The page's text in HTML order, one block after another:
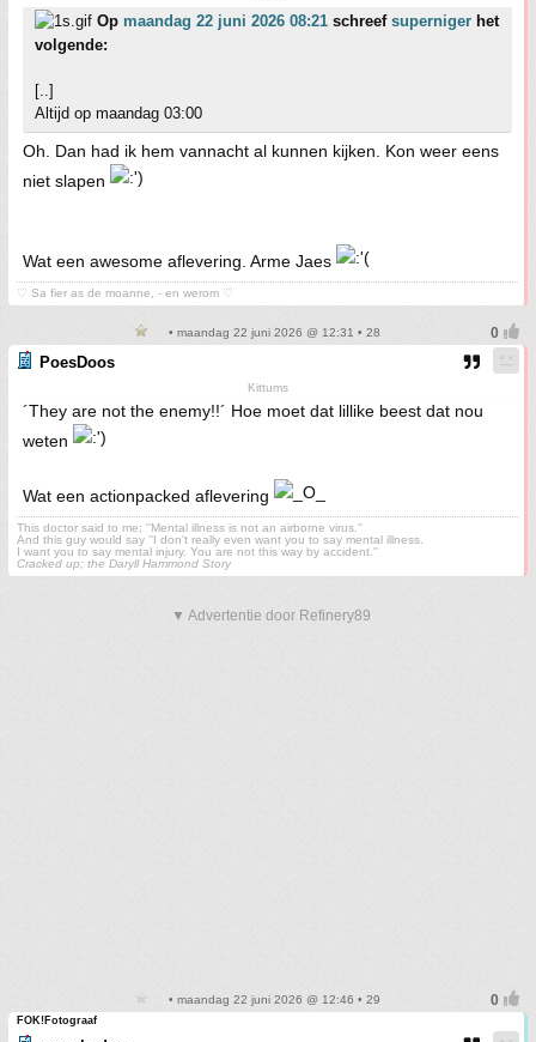
Op maandag 22 juni 2026 08:21 schreef superniger het
volgende:
[..]
Altijd op maandag 03:00
Oh. Dan had ik hem vannacht al kunnen kijken. Kon weer eens
niet slapen
Wat een awesome aflevering. Arme Jaes
♡ Sa fier as de moanne, - en werom ♡
• maandag 22 juni 2026 @ 12:31 • 28
PoesDoos
Kittums
´They are not the enemy!!´ Hoe moet dat lillike beest dat nou
weten
Wat een actionpacked aflevering
This doctor said to me; ''Mental illness is not an airborne virus.''
And this guy would say ''I don't really even want you to say mental illness.
I want you to say mental injury. You are not this way by accident.''
Cracked up; the Daryll Hammond Story
▼ Advertentie door Refinery89
• maandag 22 juni 2026 @ 12:46 • 29
FOK!Fotograaf